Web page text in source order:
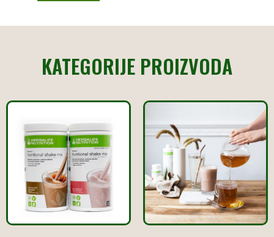
KATEGORIJE PROIZVODA